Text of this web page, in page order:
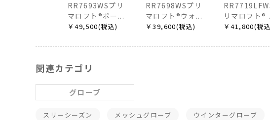
RR7693WSプリ
マロフト®ポー...
￥49,500(税込)
RR7698WSプリ
マロフト®ウォ...
￥39,600(税込)
リマロフト®
￥41,800(税
関連カテゴリ
グローブ
スリーシーズン メッシュグローブ ウインターグローブ